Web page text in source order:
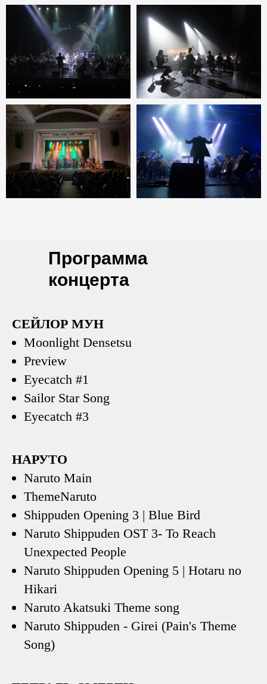
Программа
концерта
СЕЙЛОР МУН
Moonlight Densetsu
Preview
Eyecatch #1
Sailor Star Song
Eyecatch #3
НАРУТО
Naruto Main
ThemeNaruto
Shippuden Opening 3 | Blue Bird
Naruto Shippuden OST 3- To Reach
Unexpected People
Naruto Shippuden Opening 5 | Hotaru no
Hikari
Naruto Akatsuki Theme song
Naruto Shippuden - Girei (Pain's Theme
Song)